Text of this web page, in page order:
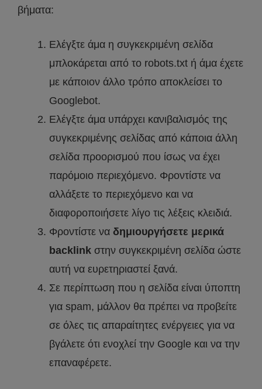
βήματα:
Ελέγξτε άμα η συγκεκριμένη σελίδα
μπλοκάρεται από το robots.txt ή άμα έχετε
με κάποιον άλλο τρόπο αποκλείσει το
Googlebot.
Ελέγξτε άμα υπάρχει κανιβαλισμός της
συγκεκριμένης σελίδας από κάποια άλλη
σελίδα προορισμού που ίσως να έχει
παρόμοιο περιεχόμενο. Φροντίστε να
αλλάξετε το περιεχόμενο και να
διαφοροποιήσετε λίγο τις λέξεις κλειδιά.
Φροντίστε να δημιουργήσετε μερικά
backlink στην συγκεκριμένη σελίδα ώστε
αυτή να ευρετηριαστεί ξανά.
Σε περίπτωση που η σελίδα είναι ύποπτη
για spam, μάλλον θα πρέπει να προβείτε
σε όλες τις απαραίτητες ενέργειες για να
βγάλετε ότι ενοχλεί την Google και να την
επαναφέρετε.